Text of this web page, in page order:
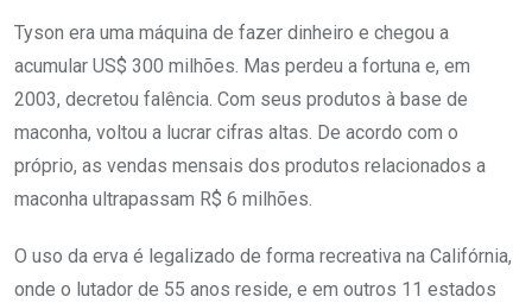
Tyson era uma máquina de fazer dinheiro e chegou a
acumular US$ 300 milhões. Mas perdeu a fortuna e, em
2003, decretou falência. Com seus produtos à base de
maconha, voltou a lucrar cifras altas. De acordo com o
próprio, as vendas mensais dos produtos relacionados a
maconha ultrapassam R$ 6 milhões.
O uso da erva é legalizado de forma recreativa na Califórnia,
onde o lutador de 55 anos reside, e em outros 11 estados